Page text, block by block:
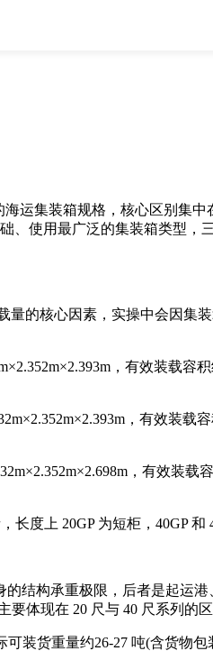
集装箱规格，核心区别集中
、使用最广泛的集装箱类型
核心因素，实操中会因集
，有效装载
，有效装载
，有效装载
度上 20GP 为短柜，40GP 和
构承重极限，后者是起运港
体现在 20 尺与 40 尺系列的区
货重量约26-27 吨(含货物包